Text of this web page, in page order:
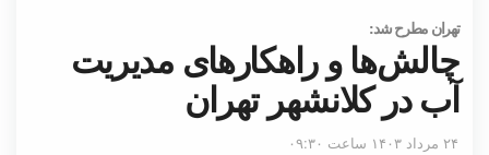
تهران مطرح شد:
چالش‌ها و راهکارهای مدیریت
آب در کلانشهر تهران
۲۴ مرداد ۱۴۰۳ ساعت ۰۹:۳۰